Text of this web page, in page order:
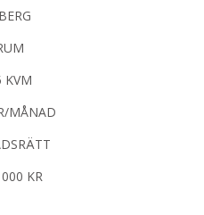
KVM
MÅNAD
KR